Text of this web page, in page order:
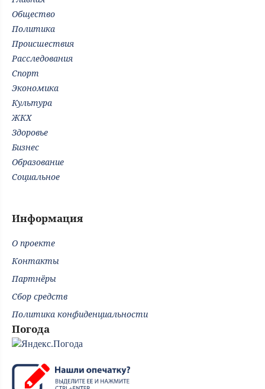
Общество
Политика
Происшествия
Расследования
Спорт
Экономика
Культура
ЖКХ
Здоровье
Бизнес
Образование
Социальное
Информация
О проекте
Контакты
Партнёры
Сбор средств
Политика конфиденциальности
Погода